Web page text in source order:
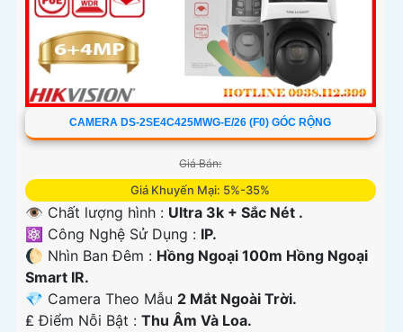
CAMERA DS-2SE4C425MWG-E/26 (F0) GÓC RỘNG
Giá Bán:
Giá Khuyến Mại: 5%-35%
👁 Chất lượng hình : Ultra 3k + Sắc Nét .
⚛️ Công Nghệ Sử Dụng : IP.
🌔 Nhìn Ban Đêm : Hồng Ngoại 100m Hồng Ngoại
Smart IR.
💎 Camera Theo Mẫu 2 Mắt Ngoài Trời.
️₤ Điểm Nỗi Bật : Thu Âm Và Loa.